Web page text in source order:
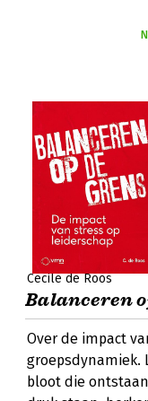
Cecile de Roos
Balanceren
Over de impact
groepsdynamiek.
bloot die